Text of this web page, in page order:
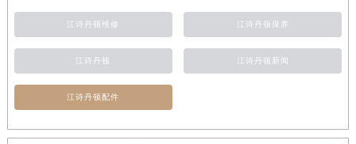
江诗丹顿维修 江诗丹顿保养
江诗丹顿 江诗丹顿新闻
江诗丹顿配件